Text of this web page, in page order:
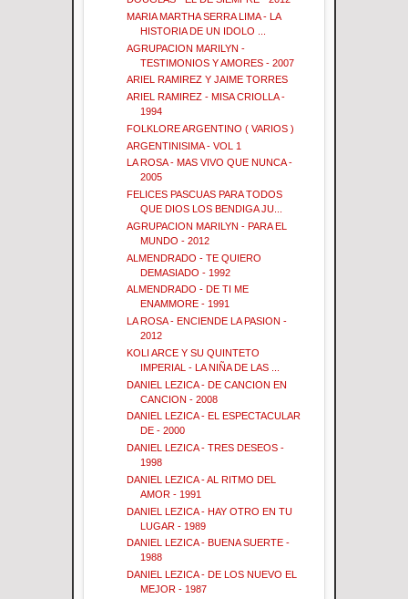
MARIA MARTHA SERRA LIMA - LA
HISTORIA DE UN IDOLO ...
AGRUPACION MARILYN -
TESTIMONIOS Y AMORES - 2007
ARIEL RAMIREZ Y JAIME TORRES
ARIEL RAMIREZ - MISA CRIOLLA -
1994
FOLKLORE ARGENTINO ( VARIOS )
ARGENTINISIMA - VOL 1
LA ROSA - MAS VIVO QUE NUNCA -
2005
FELICES PASCUAS PARA TODOS
QUE DIOS LOS BENDIGA JU...
AGRUPACION MARILYN - PARA EL
MUNDO - 2012
ALMENDRADO - TE QUIERO
DEMASIADO - 1992
ALMENDRADO - DE TI ME
ENAMMORE - 1991
LA ROSA - ENCIENDE LA PASION -
2012
KOLI ARCE Y SU QUINTETO
IMPERIAL - LA NIÑA DE LAS ...
DANIEL LEZICA - DE CANCION EN
CANCION - 2008
DANIEL LEZICA - EL ESPECTACULAR
DE - 2000
DANIEL LEZICA - TRES DESEOS -
1998
DANIEL LEZICA - AL RITMO DEL
AMOR - 1991
DANIEL LEZICA - HAY OTRO EN TU
LUGAR - 1989
DANIEL LEZICA - BUENA SUERTE -
1988
DANIEL LEZICA - DE LOS NUEVO EL
MEJOR - 1987